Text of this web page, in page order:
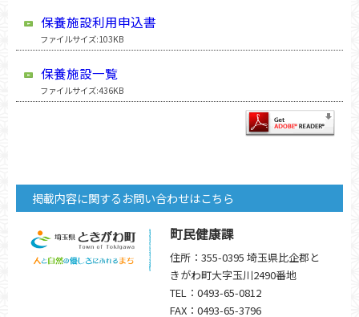
保養施設利用申込書
ファイルサイズ:103KB
保養施設一覧
ファイルサイズ:436KB
掲載内容に関するお問い合わせはこちら
町民健康課
住所：355-0395 埼玉県比企郡と
きがわ町大字玉川2490番地
TEL：0493-65-0812
FAX：0493-65-3796